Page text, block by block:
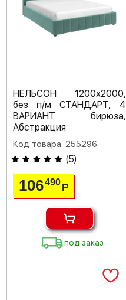
НЕЛЬСОН 1200х2000,
без п/м СТАНДАРТ, 4
ВАРИАНТ бирюза,
Абстракция
Код товара: 255296
(5)
106490Р
под заказ